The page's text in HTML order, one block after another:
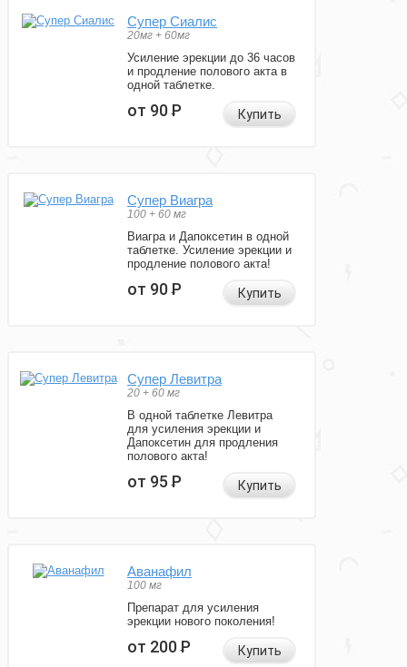
Супер Сиалис
20мг + 60мг
Усиление эрекции до 36 часов
и продление полового акта в
одной таблетке.
от 90Р Купить
Супер Виагра
100 + 60 мг
Виагра и Дапоксетин в одной
таблетке. Усиление эрекции и
продление полового акта!
от 90Р Купить
Супер Левитра
20 + 60 мг
В одной таблетке Левитра
для усиления эрекции и
Дапоксетин для продления
полового акта!
от 95Р Купить
Аванафил
100 мг
Препарат для усиления
эрекции нового поколения!
от 200Р Купить